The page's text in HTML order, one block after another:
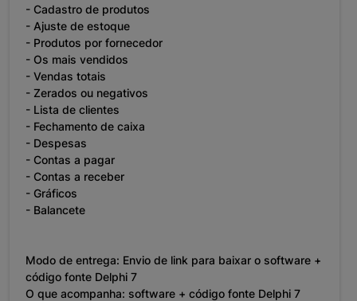
- Cadastro de produtos
- Ajuste de estoque
- Produtos por fornecedor
- Os mais vendidos
- Vendas totais
- Zerados ou negativos
- Lista de clientes
- Fechamento de caixa
- Despesas
- Contas a pagar
- Contas a receber
- Gráficos
- Balancete
Modo de entrega: Envio de link para baixar o software +
código fonte Delphi 7
O que acompanha: software + código fonte Delphi 7